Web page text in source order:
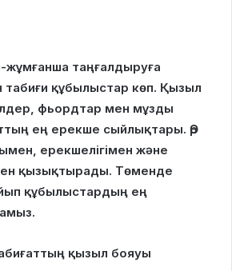
жұмғанша таңғалдыруға
табиғи құбылыстар көп. Қызыл
фьордтар мен мұзды
ең ерекше сыйлықтары. Әр
ерекшелігімен және
қызықтырады. Төменде
құбылыстардың ең
қызыл бояуы